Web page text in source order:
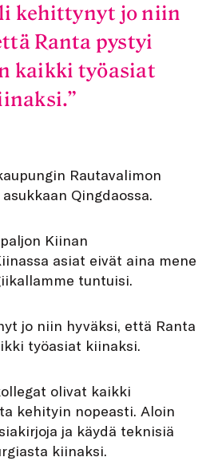
kehittynyt jo niin
Ranta pystyi
kaikki työasiat
Rautavalimon
Qingdaossa.
Kiinan
asiat eivät aina mene
tuntuisi.
jo niin hyväksi, että Ranta
työasiat kiinaksi.
olivat kaikki
kehityin nopeasti. Aloin
ja käydä teknisiä
kiinaksi.